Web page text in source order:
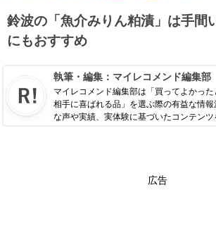
鈴波の「魚介みりん粕漬」は手間
にもおすすめ
執筆・編集： マイレコメンド編集部
マイレコメンド編集部は「買ってよかっ
相手に喜ばれる品」を選ぶ際の有益な情
な声や実績、実体験に基づいたコンテンツ
広告